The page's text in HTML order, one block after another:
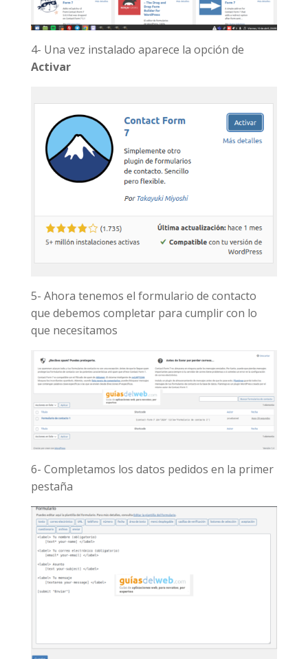
4- Una vez instalado aparece la opción de
Activar
5- Ahora tenemos el formulario de contacto
que debemos completar para cumplir con lo
que necesitamos
6- Completamos los datos pedidos en la primer
pestaña